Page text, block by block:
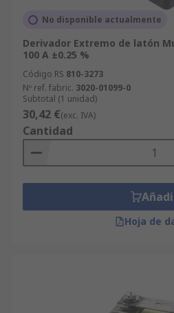
No disponible actualmente
Derivador Extremo de latón
100 A ±0.25 %
Código RS 810-3273
Nº ref. fabric. 3020-01099-0
Subtotal (1 unidad)
30,42 €(exc. IVA)
Cantidad
Hoja de